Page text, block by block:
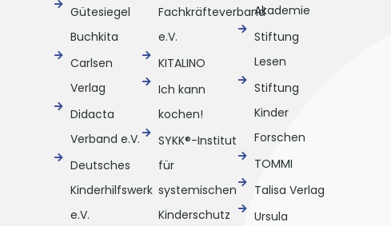
Gütesiegel
Buchkita
Carlsen
Verlag
Didacta
Verband e.V.
Deutsches
Kinderhilfswerk
e.V.
Fachkräfteverband
e.V.
KITALINO
Ich kann
kochen!
SYKK®-Institut
für
systemischen
Kinderschutz
Akademie
Stiftung
Lesen
Stiftung
Kinder
Forschen
TOMMI
Talisa Verlag
Ursula